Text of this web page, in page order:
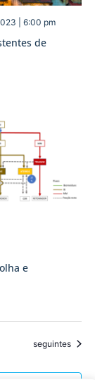
de
| 6:00 pm
e
Eventos
seguintes